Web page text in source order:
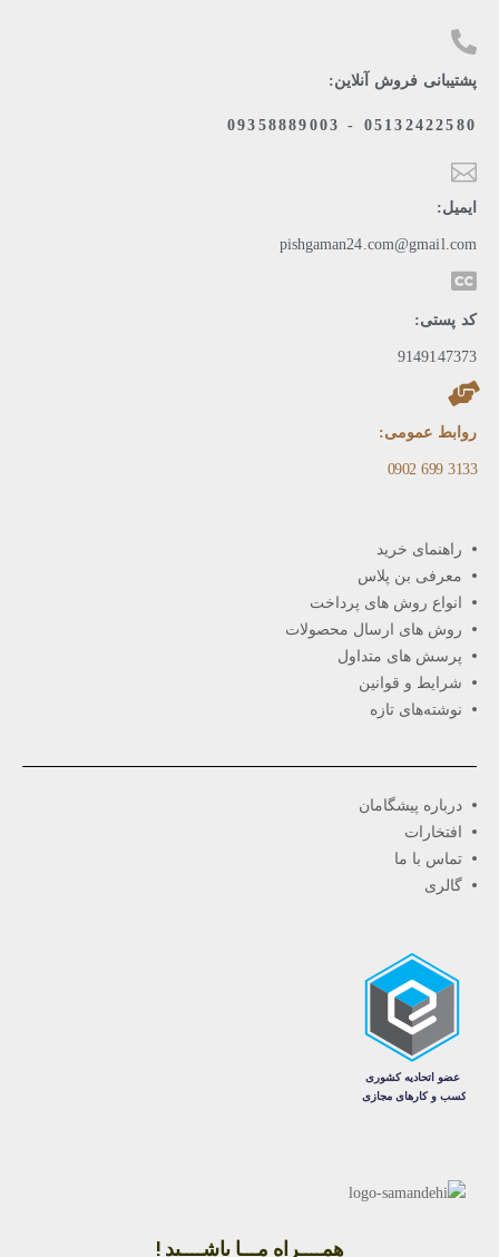
پشتیبانی فروش آنلاین:
05132422580 - 09358889003
ایمیل:
pishgaman24.com@gmail.com
کد پستی:
9149147373
روابط عمومی:
3133 699 0902​
راهنمای خرید
معرفی بن پلاس
انواع روش های پرداخت
روش های ارسال محصولات
پرسش های متداول
شرایط و قوانین
نوشته‌های تازه
درباره پیشگامان
افتخارات
تماس با ما
گالری
همــــراه مـــا باشــــید !